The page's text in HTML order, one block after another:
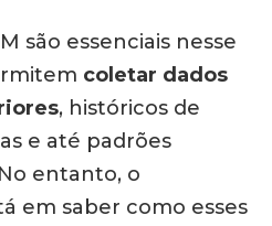
são essenciais nesse
coletar dados
, históricos de
e até padrões
entanto, o
em saber como esses